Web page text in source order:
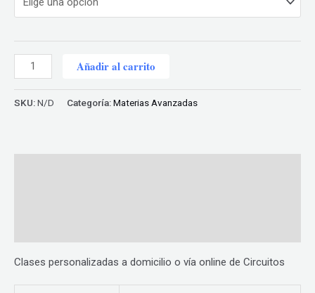
Circuitos
cantidad
Añadir al carrito
SKU:N/D Categoría:Materias Avanzadas
Clases personalizadas a domicilio o vía online de Circuitos